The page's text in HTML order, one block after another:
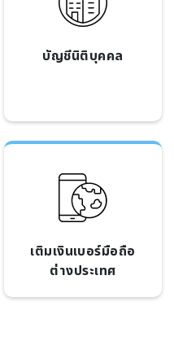
บัญชีนิติบุคคล
เติมเงินเบอร์มือถือ
ต่างประเทศ